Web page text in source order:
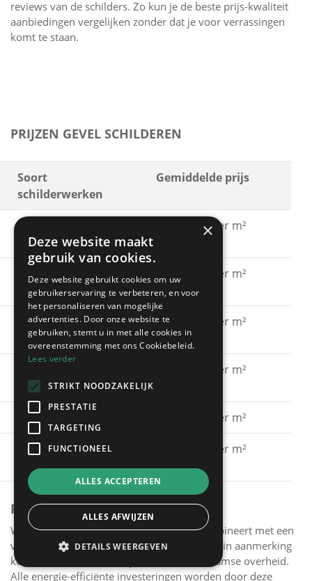
reviews van de schilders. Zo kun je de beste prijs-kwaliteit
aanbiedingen vergelijken zonder dat je voor verrassingen
komt te staan.
PRIJZEN GEVEL SCHILDEREN
Soort
schilderwerken
Gemiddelde prijs
Gevel schilderen met
acrylaatverf
€ 15 - € 30 per m²
Gevel schilderen met
silicaatverf
€ 15 - € 30 per m²
Gevel schilderen met
hybride verf
€ 20 - € 40 per m²
spuitkurk
€ 40 - € 60 per m²
Gevel kaleien € 25 - € 40 per m²
Gevel verven met een
primer
€ 15 - € 30 per m²
PREMIES
Wanneer je het schilderen van je gevel combineert met een
verbeterde muurisolatie van je gevel, kun je in aanmerking
komen voor de verbouwpremie van de Vlaamse overheid.
Alle energie-efficiënte investeringen worden door deze
×
Deze website maakt
gebruik van cookies.
Deze website gebruikt cookies om uw
gebruikerservaring te verbeteren, en voor
het personaliseren van mogelijke
advertenties. Door onze website te
gebruiken, stemt u in met alle cookies in
overeenstemming met ons Cookiebeleid.
Lees verder
STRIKT NOODZAKELIJK
PRESTATIE
TARGETING
FUNCTIONEEL
ALLES ACCEPTEREN
ALLES AFWIJZEN
DETAILS WEERGEVEN